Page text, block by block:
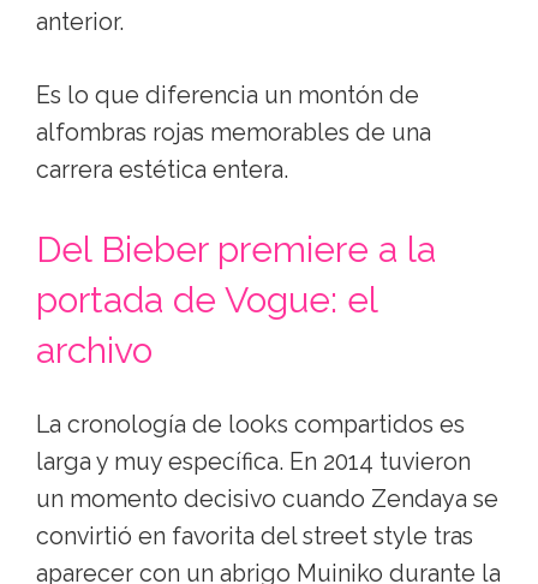
anterior.
Es lo que diferencia un montón de
alfombras rojas memorables de una
carrera estética entera.
Del Bieber premiere a la
portada de Vogue: el
archivo
La cronología de looks compartidos es
larga y muy específica. En 2014 tuvieron
un momento decisivo cuando Zendaya se
convirtió en favorita del street style tras
aparecer con un abrigo Muiniko durante la